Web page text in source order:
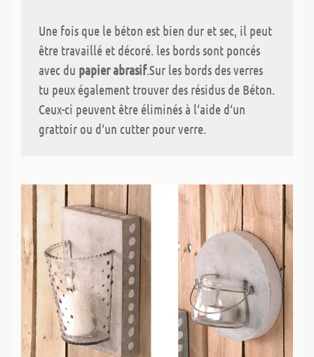
Une fois que le béton est bien dur et sec, il peut
être travaillé et décoré. les bords sont poncés
avec du papier abrasif.Sur les bords des verres
tu peux également trouver des résidus de Béton.
Ceux-ci peuvent être éliminés à l‘aide d‘un
grattoir ou d‘un cutter pour verre.